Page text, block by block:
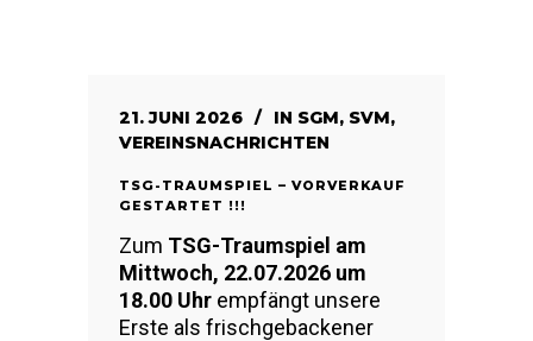
21. JUNI 2026 IN SGM, SVM,
VEREINSNACHRICHTEN
TSG-TRAUMSPIEL – VORVERKAUF
GESTARTET !!!
Zum TSG-Traumspiel am
Mittwoch, 22.07.2026 um
18.00 Uhr empfängt unsere
Erste als frischgebackener